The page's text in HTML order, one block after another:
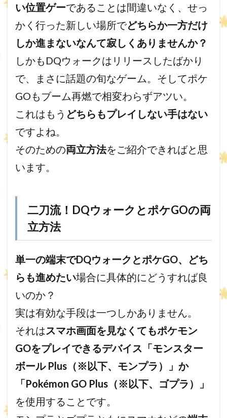
い位置ゲーであることは間違いなく、せっ
かく行った新しい場所でどちらか一方だけ
しか進まないなんて寂しくありませんか？
しかもDQウォークはリリースしたばかり
で、まさに話題の旬なゲーム。そしてポケ
GOもブーム再燃で相変わらずアツい。
これはもう どちらもプレイしない手はない
ですよね。
そのための両立方法をご紹介できればと思
います。
二刀流！DQウォークとポケGOの両
立方法
単一の端末でDQウォークとポケGO、どち
らも進めたい場合に具体的にどうすれば良
いのか？
実は有効な手段は一つしかありません。
それはスマホ画面を見なくてもポケモン
GOをプレイできるデバイス「モンスター
ボール Plus（※以下、モンプラ）
」か
「Pokémon GO Plus（※以下、ゴプラ）
」
を使用することです。